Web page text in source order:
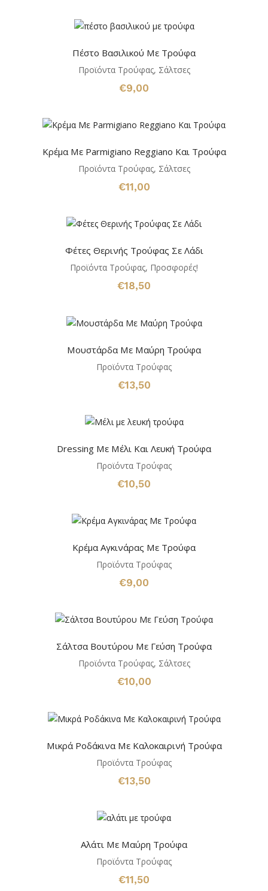
Πέστο Βασιλικού Με Τρούφα
Προϊόντα Τρούφας, Σάλτσες
€9,00
Κρέμα Με Parmigiano Reggiano Και Τρούφα
Προϊόντα Τρούφας, Σάλτσες
€11,00
Φέτες Θερινής Τρούφας Σε Λάδι
Προϊόντα Τρούφας, Προσφορές!
€18,50
Μουστάρδα Με Μαύρη Τρούφα
Προϊόντα Τρούφας
€13,50
Dressing Με Μέλι Και Λευκή Τρούφα
Προϊόντα Τρούφας
€10,50
Κρέμα Αγκινάρας Με Τρούφα
Προϊόντα Τρούφας
€9,00
Σάλτσα Βουτύρου Με Γεύση Τρούφα
Προϊόντα Τρούφας, Σάλτσες
€10,00
Μικρά Ροδάκινα Με Καλοκαιρινή Τρούφα
Προϊόντα Τρούφας
€13,50
Αλάτι Με Μαύρη Τρούφα
Προϊόντα Τρούφας
€11,50